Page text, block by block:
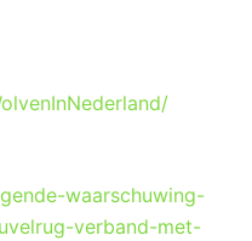
waarschuwing-
verband-met-